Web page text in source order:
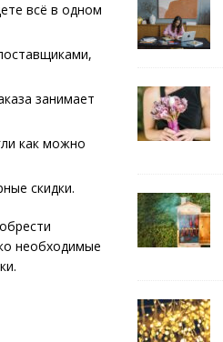
всё в одном
занимает
как можно
скидки.
необходимые